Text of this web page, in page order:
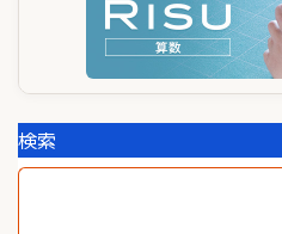
検索